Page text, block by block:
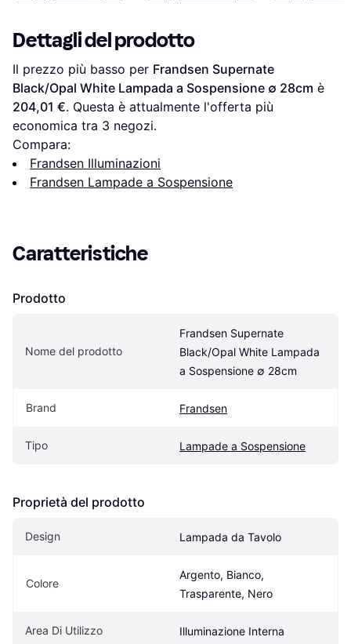
Dettagli del prodotto
Il prezzo più basso per Frandsen Supernate
Black/Opal White Lampada a Sospensione ∅ 28cm
204,01 €. Questa è attualmente l'offerta più
economica tra 3 negozi.
Compara:
Frandsen Illuminazioni
Frandsen Lampade a Sospensione
Caratteristiche
Prodotto
Nome del prodotto
Frandsen Supernate
Black/Opal White Lampada
a Sospensione ∅ 28cm
Brand Frandsen
Tipo Lampade a Sospensione
Proprietà del prodotto
Design Lampada da Tavolo
Colore
Argento, Bianco,
Trasparente, Nero
Area Di Utilizzo Illuminazione Interna